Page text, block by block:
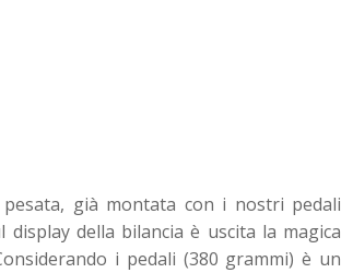
pesata, già montata con i nostri pedali
display della bilancia è uscita la magica
i pedali (380 grammi) è un